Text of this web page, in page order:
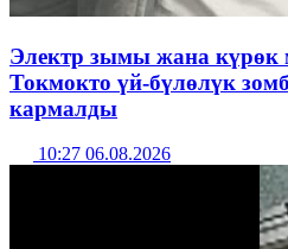
Электр зымы жана күрөк
Токмокто үй-бүлөлүк
кармалды
10:27 06.08.2026